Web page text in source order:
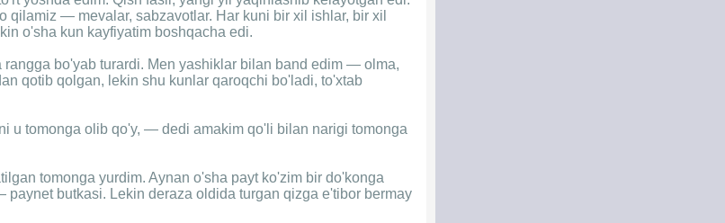
qilamiz — mevalar, sabzavotlar. Har kuni bir xil ishlar, bir xil
o'sha kun kayfiyatim boshqacha edi.
rangga bo'yab turardi. Men yashiklar bilan band edim — olma,
qotib qolgan, lekin shu kunlar qaroqchi bo'ladi, to'xtab
u tomonga olib qo'y, — dedi amakim qo'li bilan narigi tomonga
tomonga yurdim. Aynan o'sha payt ko'zim bir do'konga
butkasi. Lekin deraza oldida turgan qizga e'tibor bermay